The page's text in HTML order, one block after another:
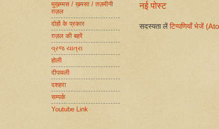
नई पोस्ट
सदस्यता लेंटिप्पणियाँ भेजें
मुख़म्मस / ख़मसा / तज़मीनी
ग़ज़ल
दोहों के प्रकार
ग़ज़ल की बहरें
વ્રજ યાત્રા
होली
दीपावली
दशहरा
सम्पर्क
Youtube Link